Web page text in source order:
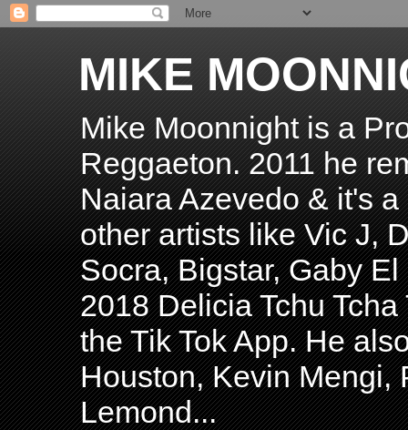
MIKE
Mike Moonnight is a
Reggaeton. 2011 he
Naiara Azevedo & it's
other artists like Vic J,
Socra, Bigstar, Gaby
2018 Delicia Tchu
the Tik Tok App. He
Houston, Kevin Mengi,
Lemond...